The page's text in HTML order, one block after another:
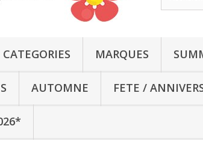
CATEGORIES MARQUES
AUTOMNE FETE /